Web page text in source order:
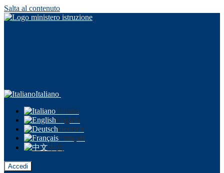
Salta al contenuto
Italiano
Italiano
English
Deutsch
Français
中文
Accedi